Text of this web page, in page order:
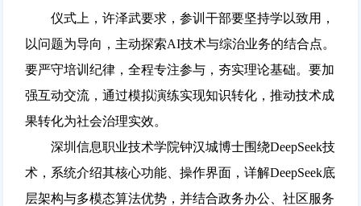
仪式上，许泽武要求，参训干部要坚持学以致用，
以问题为导向，主动探索AI技术与综治业务的结合点。
要严守培训纪律，全程专注参与，夯实理论基础。要加
强互动交流，通过模拟演练实现知识转化，推动技术成
果转化为社会治理实效。
深圳信息职业技术学院钟汉城博士围绕DeepSeek技
术，系统介绍其核心功能、操作界面，详解DeepSeek底
层架构与多模态算法优势，并结合政务办公、社区服务